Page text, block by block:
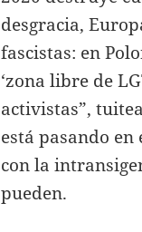
desgracia,
fascistas: en
‘zona libre de
activistas”,
está pasando en
con la
pueden.